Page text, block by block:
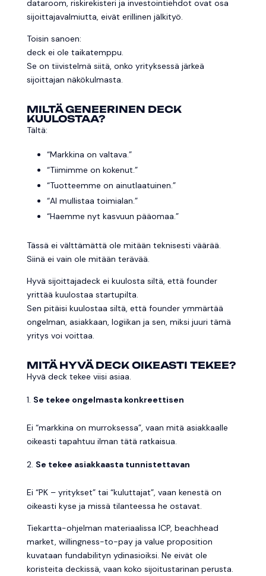
dataroom, riskirekisteri ja investointiehdot ovat osa
sijoittajavalmiutta, eivät erillinen jälkityö.
Toisin sanoen:
deck ei ole taikatemppu.
Se on tiivistelmä siitä, onko yrityksessä järkeä
sijoittajan näkökulmasta.
MILTÄ GENEERINEN DECK
KUULOSTAA?
Tältä:
“Markkina on valtava.”
“Tiimimme on kokenut.”
“Tuotteemme on ainutlaatuinen.”
“AI mullistaa toimialan.”
“Haemme nyt kasvuun pääomaa.”
Tässä ei välttämättä ole mitään teknisesti väärää.
Siinä ei vain ole mitään terävää.
Hyvä sijoittajadeck ei kuulosta siltä, että founder
yrittää kuulostaa startupilta.
Sen pitäisi kuulostaa siltä, että founder ymmärtää
ongelman, asiakkaan, logiikan ja sen, miksi juuri tämä
yritys voi voittaa.
MITÄ HYVÄ DECK OIKEASTI TEKEE?
Hyvä deck tekee viisi asiaa.
Se tekee ongelmasta konkreettisen
Ei “markkina on murroksessa”, vaan mitä asiakkaalle
oikeasti tapahtuu ilman tätä ratkaisua.
Se tekee asiakkaasta tunnistettavan
Ei “PK – yritykset” tai “kuluttajat”, vaan kenestä on
oikeasti kyse ja missä tilanteessa he ostavat.
Tiekartta-ohjelman materiaalissa ICP, beachhead
market, willingness-to-pay ja value proposition
kuvataan fundabilityn ydinasioiksi. Ne eivät ole
koristeita deckissä, vaan koko sijoitustarinan perusta.